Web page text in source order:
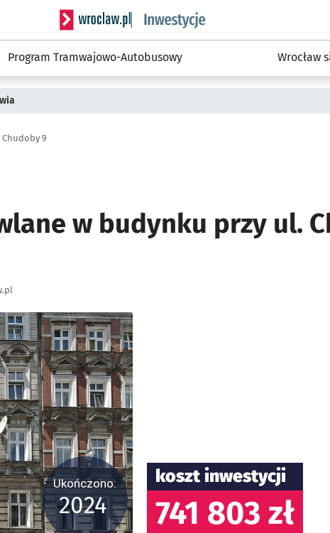
Serwis informacyjny wroclaw.pl podserwis:
Program Tramwajowo-Autobusowy Wrocław
9
w budynku przy ul.
Ukończono:
2024
koszt inwestycji
741 803 zł